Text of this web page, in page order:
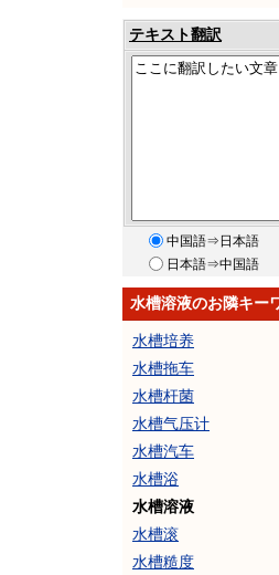
テキスト翻訳
中国語⇒日本語
日本語⇒中国語
水槽溶液のお隣キー
水槽培养
水槽拖车
水槽杆菌
水槽气压计
水槽汽车
水槽浴
水槽溶液
水槽滚
水槽糙度